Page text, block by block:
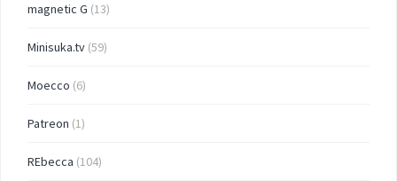
magnetic G (13)
Minisuka.tv (59)
Moecco (6)
Patreon (1)
REbecca (104)